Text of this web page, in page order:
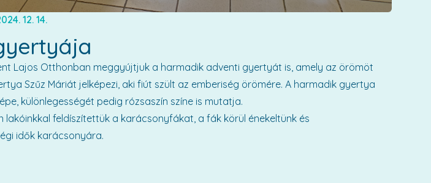
12. 14.
Lajos Otthonban meggyújtjuk a harmadik adventi gyertyát is, amely az örömöt
Szűz Máriát jelképezi, aki fiút szült az emberiség örömére. A harmadik gyertya
különlegességét pedig rózsaszín színe is mutatja.
feldíszítettük a karácsonyfákat, a fák körül énekeltünk és
idők karácsonyára.